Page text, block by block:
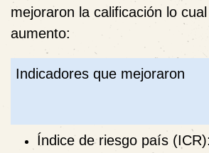
mejoraron la calificación lo
aumento:
Indicadores que mejoraron
Índice de riesgo país (ICR):